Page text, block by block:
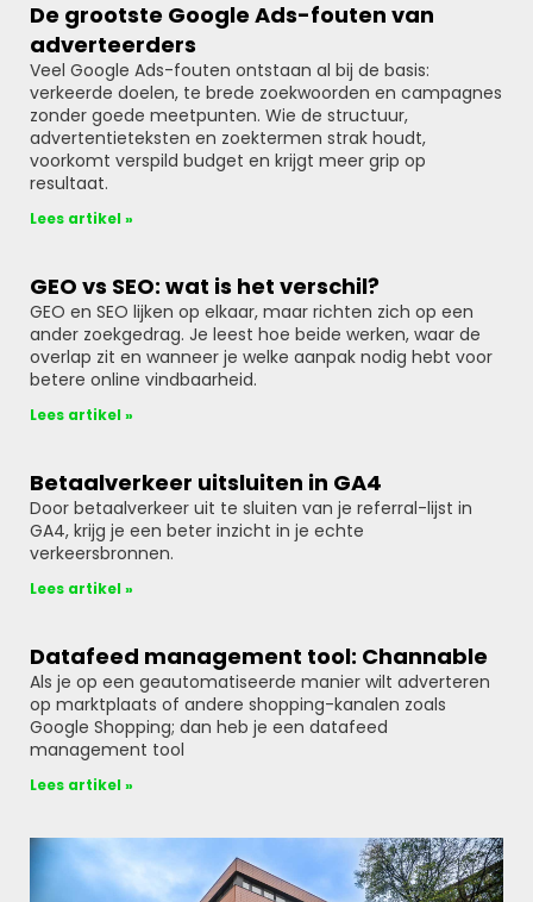
De grootste Google Ads-fouten van
adverteerders
Veel Google Ads-fouten ontstaan al bij de basis:
verkeerde doelen, te brede zoekwoorden en campagnes
zonder goede meetpunten. Wie de structuur,
advertentieteksten en zoektermen strak houdt,
voorkomt verspild budget en krijgt meer grip op
resultaat.
Lees artikel »
GEO vs SEO: wat is het verschil?
GEO en SEO lijken op elkaar, maar richten zich op een
ander zoekgedrag. Je leest hoe beide werken, waar de
overlap zit en wanneer je welke aanpak nodig hebt voor
betere online vindbaarheid.
Lees artikel »
Betaalverkeer uitsluiten in GA4
Door betaalverkeer uit te sluiten van je referral-lijst in
GA4, krijg je een beter inzicht in je echte
verkeersbronnen.
Lees artikel »
Datafeed management tool: Channable
Als je op een geautomatiseerde manier wilt adverteren
op marktplaats of andere shopping-kanalen zoals
Google Shopping; dan heb je een datafeed
management tool
Lees artikel »